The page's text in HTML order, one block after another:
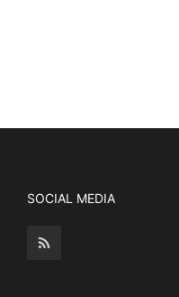
SOCIAL MEDIA